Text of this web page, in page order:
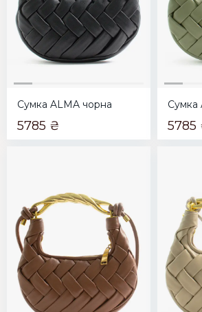
Сумка ALMA чорна
5785 ₴
Сумка
5785